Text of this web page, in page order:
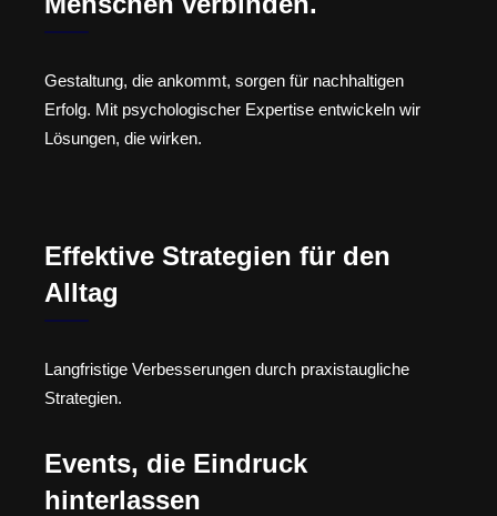
Gestaltung, die ankommt, sorgen für nachhaltigen
Erfolg. Mit psychologischer Expertise entwickeln wir
Lösungen, die wirken.
Effektive Strategien für den
Alltag
Langfristige Verbesserungen durch praxistaugliche
Strategien.
Events, die Eindruck
hinterlassen